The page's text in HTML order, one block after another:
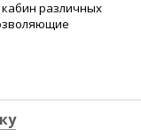
различных